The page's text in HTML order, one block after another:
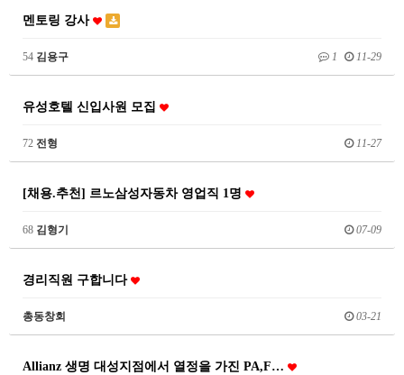
멘토링 강사
54 김용구 1 11-29
유성호텔 신입사원 모집
72 전형 11-27
[채용.추천] 르노삼성자동차 영업직 1명
68 김형기 07-09
경리직원 구합니다
총동창회 03-21
Allianz 생명 대성지점에서 열정을 가진 PA,F…